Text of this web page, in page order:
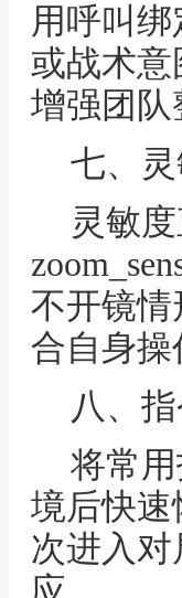
用呼叫
或战术
增强团队
七、
灵敏
不开镜
合自身
八、
将常
境后快
次进入